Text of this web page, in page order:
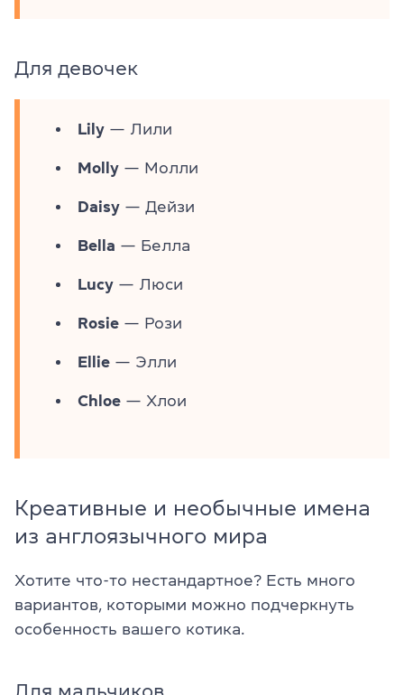
Для девочек
Lily — Лили
Molly — Молли
Daisy — Дейзи
Bella — Белла
Lucy — Люси
Rosie — Рози
Ellie — Элли
Chloe — Хлои
Креативные и необычные имена
из англоязычного мира
Хотите что-то нестандартное? Есть много
вариантов, которыми можно подчеркнуть
особенность вашего котика.
Для мальчиков